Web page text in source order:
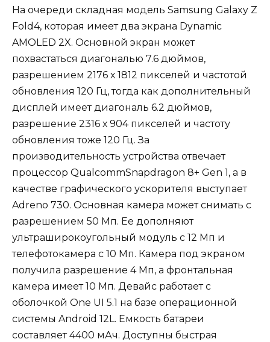
На очереди складная модель Samsung Galaxy Z
Fold4, которая имеет два экрана Dynamic
AMOLED 2X. Основной экран может
похвастаться диагональю 7.6 дюймов,
разрешением 2176 х 1812 пикселей и частотой
обновления 120 Гц, тогда как дополнительный
дисплей имеет диагональ 6.2 дюймов,
разрешение 2316 х 904 пикселей и частоту
обновления тоже 120 Гц. За
производительность устройства отвечает
процессор QualcommSnapdragon 8+ Gen 1, а в
качестве графического ускорителя выступает
Adreno 730. Основная камера может снимать с
разрешением 50 Мп. Ее дополняют
ультраширокоугольный модуль с 12 Мп и
телефотокамера с 10 Мп. Камера под экраном
получила разрешение 4 Мп, а фронтальная
камера имеет 10 Мп. Девайс работает с
оболочкой One UI 5.1 на базе операционной
системы Android 12L. Емкость батареи
составляет 4400 мАч. Доступны быстрая